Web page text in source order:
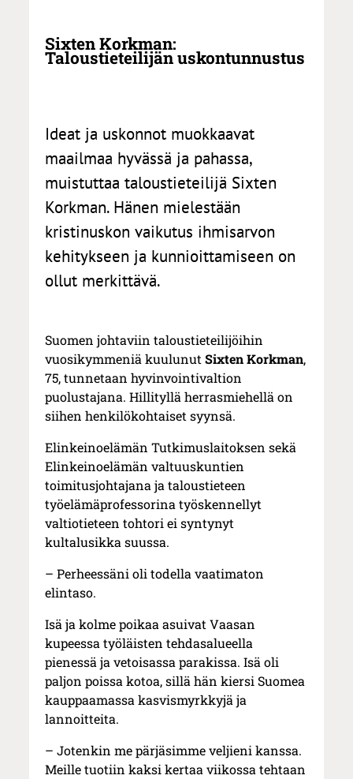
Sixten Korkman:
Taloustieteilijän uskontunnustus
Ideat ja uskonnot muokkaavat
maailmaa hyvässä ja pahassa,
muistuttaa taloustieteilijä Sixten
Korkman. Hänen mielestään
kristinuskon vaikutus ihmisarvon
kehitykseen ja kunnioittamiseen on
ollut merkittävä.
Suomen johtaviin taloustieteilijöihin
vuosikymmeniä kuulunutSixten Korkman,
75, tunnetaan hyvinvointivaltion
puolustajana. Hillityllä herrasmiehellä on
siihen henkilökohtaiset syynsä.
Elinkeinoelämän Tutkimuslaitoksen sekä
Elinkeinoelämän valtuuskuntien
toimitusjohtajana ja taloustieteen
työelämäprofessorina työskennellyt
valtiotieteen tohtori ei syntynyt
kultalusikka suussa.
– Perheessäni oli todella vaatimaton
elintaso.
Isä ja kolme poikaa asuivat Vaasan
kupeessa työläisten tehdasalueella
pienessä ja vetoisassa parakissa. Isä oli
paljon poissa kotoa, sillä hän kiersi Suomea
kauppaamassa kasvismyrkkyjä ja
lannoitteita.
– Jotenkin me pärjäsimme veljieni kanssa.
Meille tuotiin kaksi kertaa viikossa tehtaan